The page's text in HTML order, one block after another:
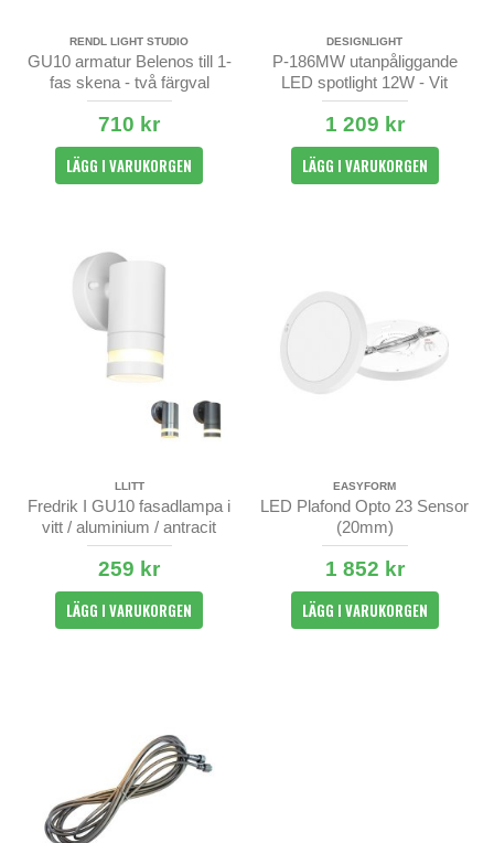
RENDL LIGHT STUDIO
GU10 armatur Belenos till 1-
fas skena - två färgval
710 kr
LÄGG I VARUKORGEN
DESIGNLIGHT
P-186MW utanpåliggande
LED spotlight 12W - Vit
1 209 kr
LÄGG I VARUKORGEN
LLITT
Fredrik I GU10 fasadlampa i
vitt / aluminium / antracit
259 kr
LÄGG I VARUKORGEN
EASYFORM
LED Plafond Opto 23 Sensor
(20mm)
1 852 kr
LÄGG I VARUKORGEN